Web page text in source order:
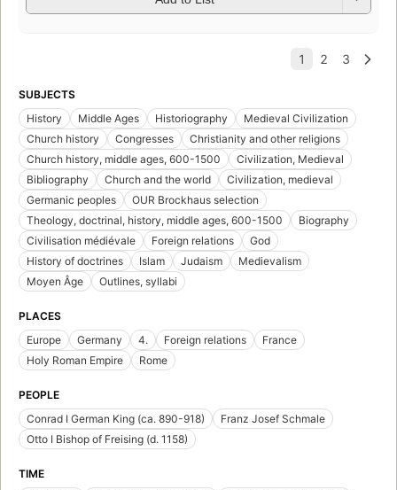
SUBJECTS
History
Middle Ages Historiography
Medieval Civilization
Church history
Congresses
Christianity and other religions
Church history, middle ages, 600-1500
Civilization, Medieval
Bibliography
Church and the world
Civilization, medieval
Germanic peoples
OUR Brockhaus selection
Theology, doctrinal, history, middle ages, 600-1500
Biography
Civilisation médiévale
Foreign relations
God
History of doctrines
Islam Judaism
Medievalism
Moyen Âge
Outlines, syllabi
PLACES
Europe
Germany 4. Foreign relations
France
Holy Roman Empire
Rome
PEOPLE
Conrad I German King (ca. 890-918)
Franz Josef Schmale
Otto I Bishop of Freising (d. 1158)
TIME